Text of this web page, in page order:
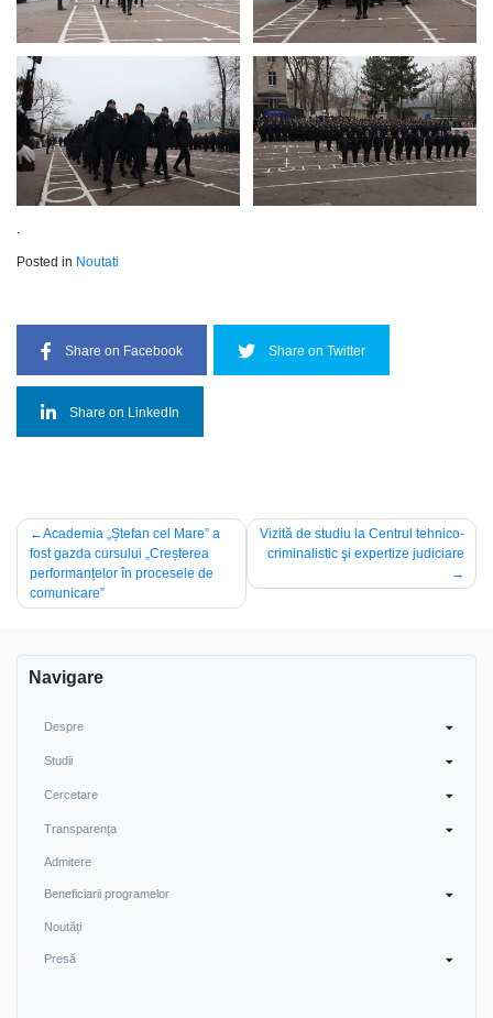
Posted in Noutati
Share on Facebook Share on Twitter
Share on LinkedIn
Post
navigation
Academia „Ștefan cel Mare” a
fost gazda cursului „Creșterea
performanțelor în procesele de
comunicare”
Vizită de studiu la Centrul tehnico-
criminalistic şi expertize judiciare
Navigare
Despre
Studii
Cercetare
Transparența
Admitere
Beneficiarii programelor
Noutăți
Presă